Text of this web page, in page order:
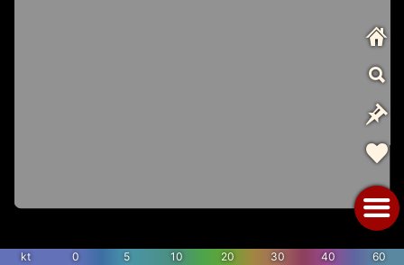
kt 0 5 10 20 30 40 60